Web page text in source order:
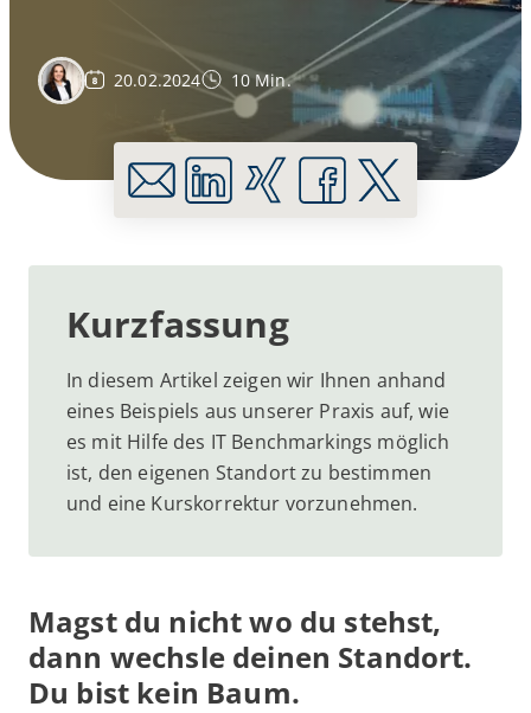
20.02.2024 10 Min.
Kurzfassung
In diesem Artikel zeigen wir Ihnen anhand
eines Beispiels aus unserer Praxis auf, wie
es mit Hilfe des IT Benchmarkings möglich
ist, den eigenen Standort zu bestimmen
und eine Kurskorrektur vorzunehmen.
Magst du nicht wo du stehst,
dann wechsle deinen Standort.
Du bist kein Baum.